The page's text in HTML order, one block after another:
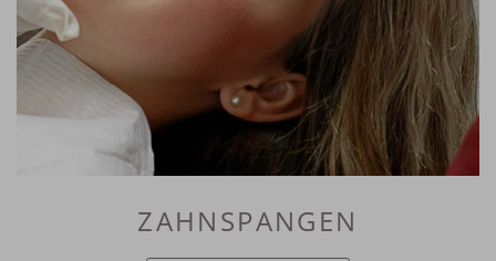
ZAHNSPANGEN